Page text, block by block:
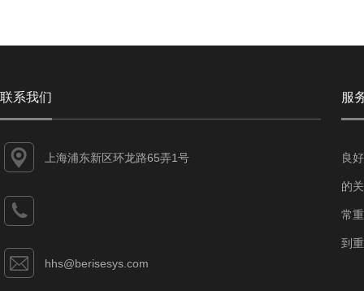
联系我们
上海浦东新区环龙路65弄1号
hhs@berisesys.com
服
良
的
常
到